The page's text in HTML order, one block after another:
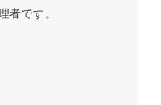
者です。